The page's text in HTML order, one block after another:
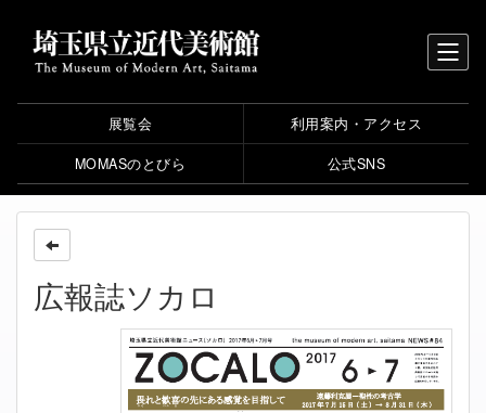
展覧会 利用案内・アクセス
MOMASのとびら 公式SNS
広報誌ソカロ